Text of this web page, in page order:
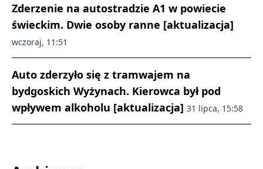
Zderzenie na autostradzie A1 w powiecie
świeckim. Dwie osoby ranne [aktualizacja]
wczoraj, 11:51
Auto zderzyło się z tramwajem na
bydgoskich Wyżynach. Kierowca był pod
wpływem alkoholu [aktualizacja] 31 lipca, 15:58